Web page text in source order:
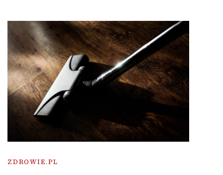
ZDROWIE.PL